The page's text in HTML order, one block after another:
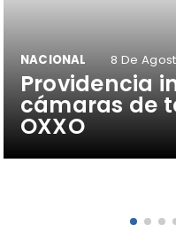
Providencia
cámaras de
OXXO
NACIONAL 8 De